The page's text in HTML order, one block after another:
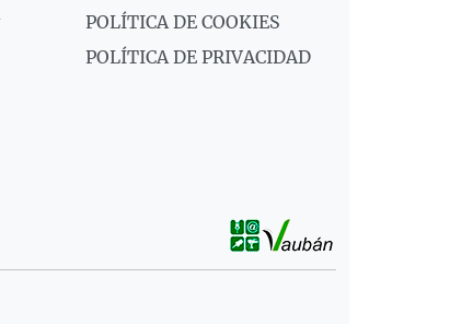
POLÍTICA DE COOKIES
POLÍTICA DE PRIVACIDAD